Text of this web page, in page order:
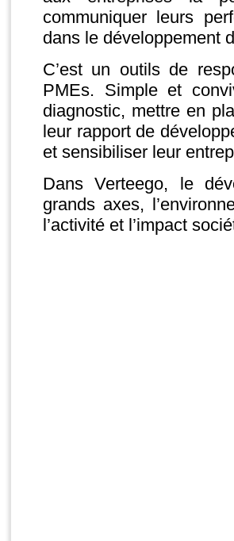
communiquer leurs
dans le développement
C’est un outils de
PMEs. Simple et
diagnostic, mettre en
leur rapport de
et sensibiliser leur
Dans Verteego, le
grands axes,
l’activité et l’impact